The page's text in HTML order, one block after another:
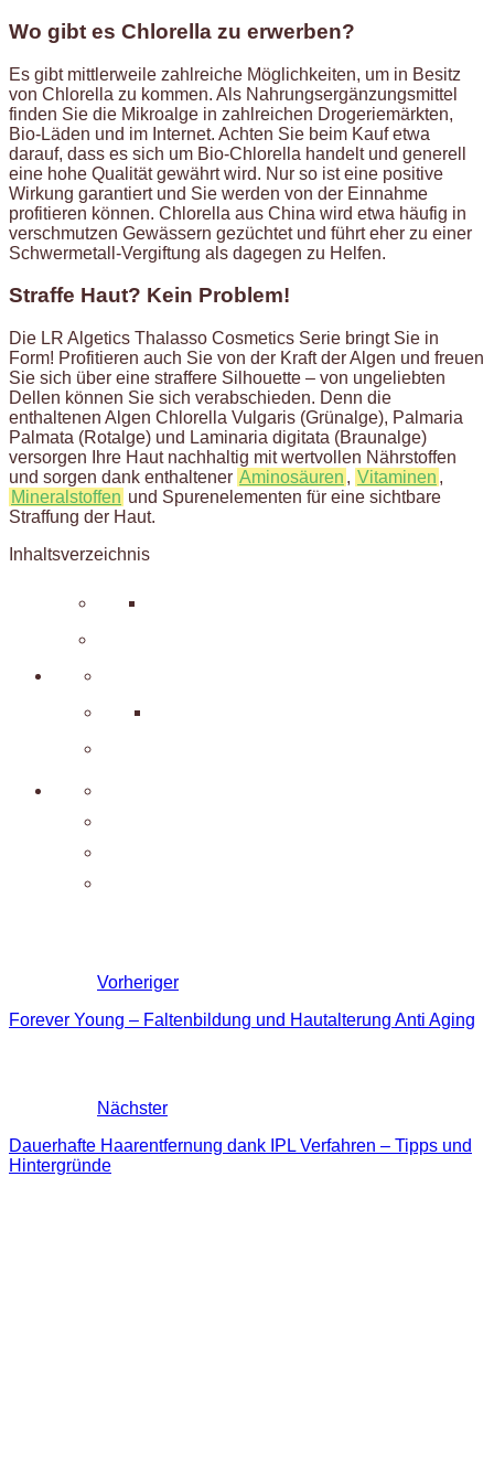
Wo gibt es Chlorella zu erwerben?
Es gibt mittlerweile zahlreiche Möglichkeiten, um in Besitz
von Chlorella zu kommen. Als Nahrungsergänzungsmittel
finden Sie die Mikroalge in zahlreichen Drogeriemärkten,
Bio-Läden und im Internet. Achten Sie beim Kauf etwa
darauf, dass es sich um Bio-Chlorella handelt und generell
eine hohe Qualität gewährt wird. Nur so ist eine positive
Wirkung garantiert und Sie werden von der Einnahme
profitieren können. Chlorella aus China wird etwa häufig in
verschmutzen Gewässern gezüchtet und führt eher zu einer
Schwermetall-Vergiftung als dagegen zu Helfen.
Straffe Haut? Kein Problem!
Die LR Algetics Thalasso Cosmetics Serie bringt Sie in
Form! Profitieren auch Sie von der Kraft der Algen und freuen
Sie sich über eine straffere Silhouette – von ungeliebten
Dellen können Sie sich verabschieden. Denn die
enthaltenen Algen Chlorella Vulgaris (Grünalge), Palmaria
Palmata (Rotalge) und Laminaria digitata (Braunalge)
versorgen Ihre Haut nachhaltig mit wertvollen Nährstoffen
und sorgen dank enthaltener Aminosäuren , Vitaminen ,
Mineralstoffen und Spurenelementen für eine sichtbare
Straffung der Haut.
Inhaltsverzeichnis
Vorheriger
Forever Young – Faltenbildung und Hautalterung Anti Aging
Nächster
Dauerhafte Haarentfernung dank IPL Verfahren – Tipps und
Hintergründe